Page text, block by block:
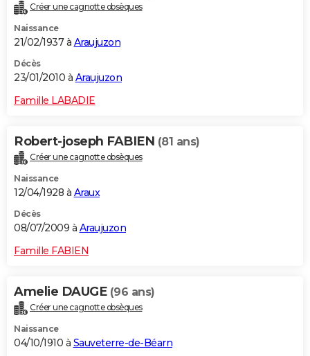
Créer une cagnotte obsèques
Naissance
21/02/1937 à Araujuzon
Décès
23/01/2010 à Araujuzon
Famille LABADIE
Robert-joseph FABIEN (81 ans)
Créer une cagnotte obsèques
Naissance
12/04/1928 à Araux
Décès
08/07/2009 à Araujuzon
Famille FABIEN
Amelie DAUGE (96 ans)
Créer une cagnotte obsèques
Naissance
04/10/1910 à Sauveterre-de-Béarn